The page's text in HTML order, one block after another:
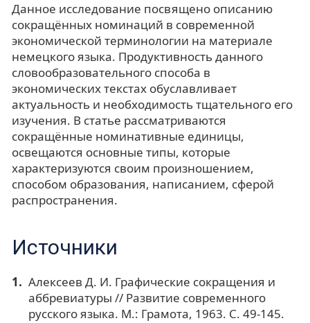
Данное исследование посвящено описанию
сокращённых номинаций в современной
экономической терминологии на материале
немецкого языка. Продуктивность данного
словообразовательного способа в
экономических текстах обуславливает
актуальность и необходимость тщательного его
изучения. В статье рассматриваются
сокращённые номинативные единицы,
освещаются основные типы, которые
характеризуются своим произношением,
способом образования, написанием, сферой
распространения.
Источники
Алексеев Д. И. Графические сокращения и
аббревиатуры // Развитие современного
русского языка. М.: Грамота, 1963. С. 49-145.